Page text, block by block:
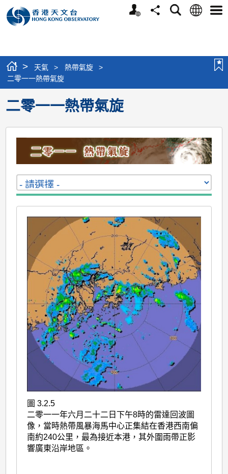
個
分
搜
語
選
> 天氣 > 熱帶氣旋
>
二零一一熱帶氣旋
二零一一熱帶氣旋
圖 3.2.5
二零一一年六月二十二日下午8時的雷達回波圖
像，當時熱帶風暴海馬中心正集結在香港西南偏
南約240公里，最為接近本港，其外圍雨帶正影
響廣東沿岸地區。